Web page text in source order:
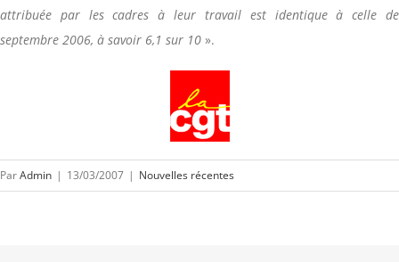
attribuée par les cadres à leur travail est identique à celle de
septembre 2006, à savoir 6,1 sur 10 ».
ParAdmin | 13/03/2007 | Nouvelles récentes